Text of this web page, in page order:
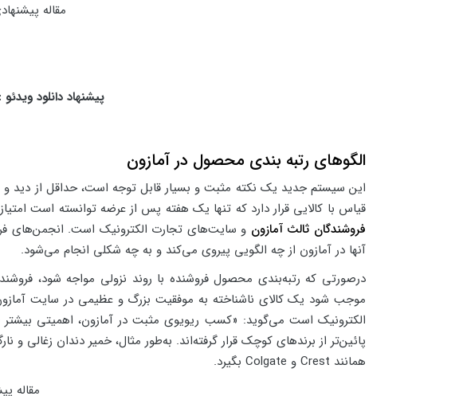
مقاله
پیشنهاد دانلود
الگوهای رتبه بندی محصول در آمازون
این سیستم جدید یک نکته مثبت و بسیار قابل توجه است، حداقل از دید و
قیاس با کالایی قرار دارد که تنها یک هفته پس از عرضه توانسته است
فروشندگان ثالث آمازون و سایت‌های تجارت الکترونیک است. انجمن‌های
آنها در آمازون از چه الگویی پیروی می‌کند و به چه شکلی انجام می‌شود.
درصورتی که رتبه‌بندی محصول فروشنده با روند نزولی مواجه شود،
الکترونیک است می‌گوید: «کسب ریویوی مثبت در آمازون، اهمیتی بیشتر
همانند Crest و Colgate بگیرد.
مقاله